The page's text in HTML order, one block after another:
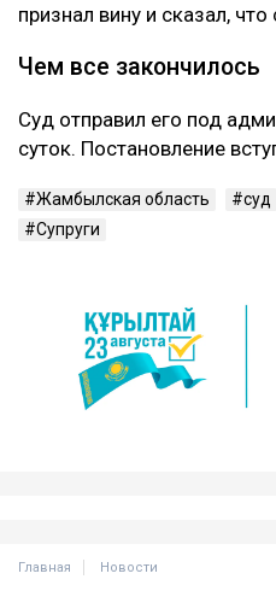
признал вину и сказал,
Чем все закончилось
Суд отправил его под
суток. Постановление
Жамбылская область суд
Супруги
Главная Новости